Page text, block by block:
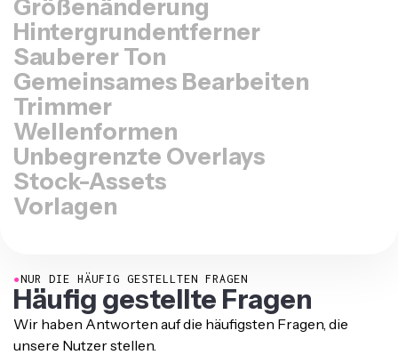
Hintergrundentferner
Sauberer Ton
Gemeinsames Bearbeiten
Trimmer
Wellenformen
Unbegrenzte Overlays
Stock-Assets
Vorlagen
Häufig gestellte Fragen
Wir haben Antworten auf die häufigsten Fragen, die
unsere Nutzer stellen.